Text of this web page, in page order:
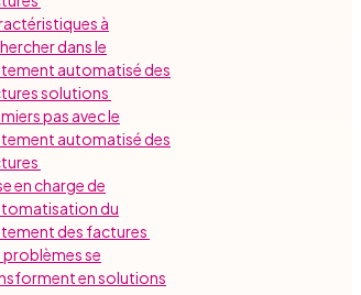
à
dans le
automatisé des
solutions
pas avec le
automatisé des
en charge de
du
des factures
problèmes se
en solutions